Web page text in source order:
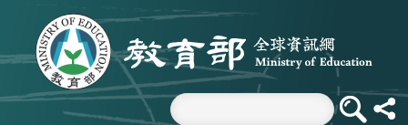
跳到主要內容區塊